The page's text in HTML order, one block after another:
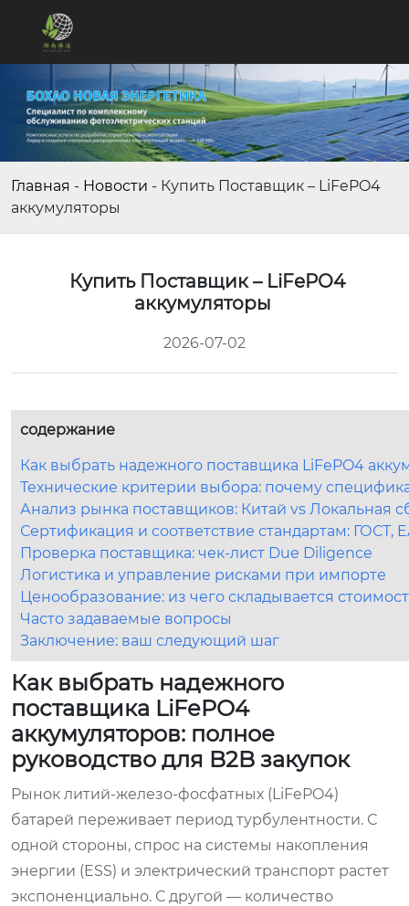
Главная - Новости - Купить Поставщик – LiFePO4
аккумуляторы
Купить Поставщик – LiFePO4
аккумуляторы
2026-07-02
содержание
Как выбрать надежного поставщика LiFePO4
Технические критерии выбора: почему
Анализ рынка поставщиков: Китай vs Локальная
Сертификация и соответствие стандартам: ГОСТ,
Проверка поставщика: чек-лист Due Diligence
Логистика и управление рисками при импорте
Ценообразование: из чего складывается
Часто задаваемые вопросы
Заключение: ваш следующий шаг
Как выбрать надежного
поставщика LiFePO4
аккумуляторов: полное
руководство для B2B закупок
Рынок литий-железо-фосфатных (LiFePO4)
батарей переживает период турбулентности. С
одной стороны, спрос на системы накопления
энергии (ESS) и электрический транспорт растет
экспоненциально. С другой — количество